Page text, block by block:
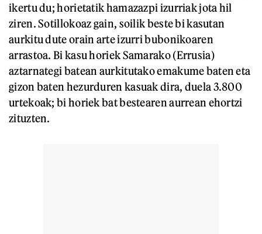
ikertu du; horietatik hamazazpi izurriak jota hil
ziren. Sotillokoaz gain, soilik beste bi kasutan
aurkitu dute orain arte izurri bubonikoaren
arrastoa. Bi kasu horiek Samarako (Errusia)
aztarnategi batean aurkitutako emakume baten eta
gizon baten hezurduren kasuak dira, duela 3.800
urtekoak; bi horiek bat bestearen aurrean ehortzi
zituzten.